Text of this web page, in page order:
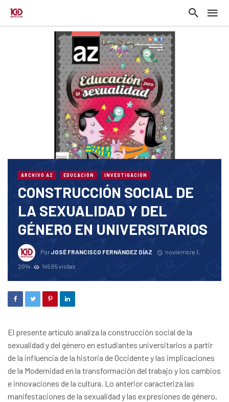
ARCHIVO AZ EDUCACIÓN INVESTIGACIÓN
CONSTRUCCIÓN SOCIAL DE
LA SEXUALIDAD Y DEL
GÉNERO EN UNIVERSITARIOS
PorJOSÉ FRANCISCO FERNÁNDEZ DÍAZ
noviembre 1,
2014
14595 vistas
El presente artículo analiza la construcción social de la
sexualidad y del género en estudiantes universitarios a partir
de la influencia de la historia de Occidente y las implicaciones
de la Modernidad en la transformación del trabajo y los cambios
e innovaciones de la cultura. Lo anterior caracteriza las
manifestaciones de la sexualidad y las expresiones de género.